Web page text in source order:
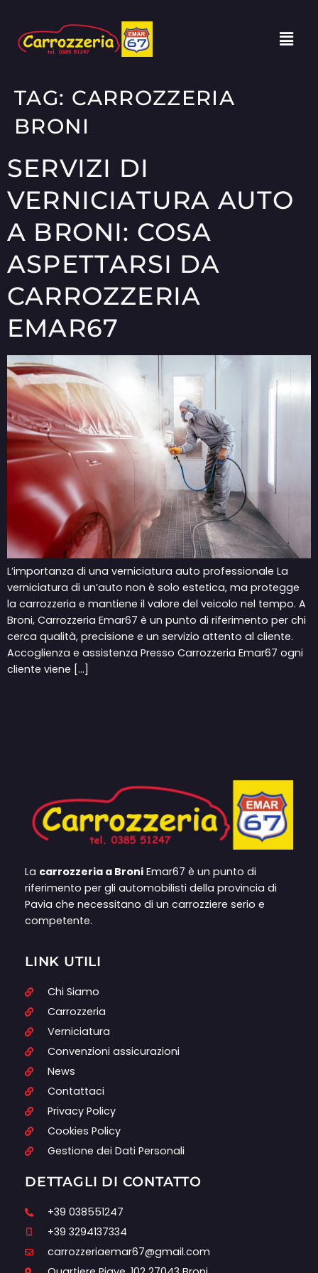
TAG: CARROZZERIA
BRONI
SERVIZI DI
VERNICIATURA AUTO
A BRONI: COSA
ASPETTARSI DA
CARROZZERIA
EMAR67
L’importanza di una verniciatura auto professionale La
verniciatura di un’auto non è solo estetica, ma protegge
la carrozzeria e mantiene il valore del veicolo nel tempo. A
Broni, Carrozzeria Emar67 è un punto di riferimento per chi
cerca qualità, precisione e un servizio attento al cliente.
Accoglienza e assistenza Presso Carrozzeria Emar67 ogni
cliente viene […]
La carrozzeria a Broni Emar67 è un punto di
riferimento per gli automobilisti della provincia di
Pavia che necessitano di un carrozziere serio e
competente.
LINK UTILI
Chi Siamo
Carrozzeria
Verniciatura
Convenzioni assicurazioni
News
Contattaci
Privacy Policy
Cookies Policy
Gestione dei Dati Personali
DETTAGLI DI CONTATTO
+39 038551247
+39 3294137334
carrozzeriaemar67@gmail.com